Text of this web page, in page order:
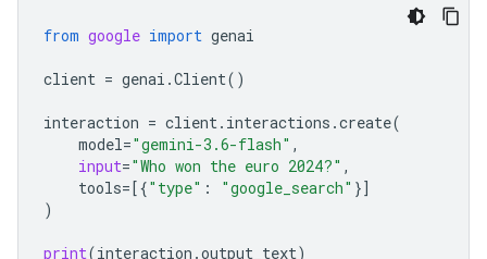
from google import genai
client = genai .Client()
interaction = client. interactions .create(
model="gemini-3.6-flash" ,
input="Who won the euro 2024?" ,
tools=[{"type" : "google_search" }]
)
print(interaction .output_text)